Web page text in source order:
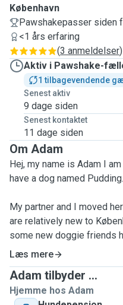
København
Pawshakepasser siden
<1 års erfaring
(3 anmeldelser)
Aktiv i Pawshake-
1 tilbagevendende
Senest aktiv
9 dage siden
Senest kontaktet
11 dage siden
Om Adam
Hej, my name is Adam I
have a dog named Pudding.
My partner and I moved
are relatively new to
some new doggie friends
I have owned pets my
have experience with all
including reactive dogs.
Læs mere
Adam tilbyder ...
Hjemme hos Adam